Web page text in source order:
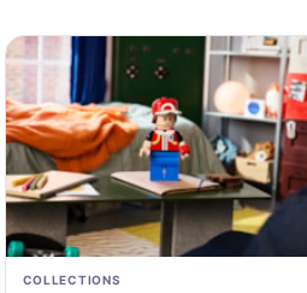
COLLECTIONS